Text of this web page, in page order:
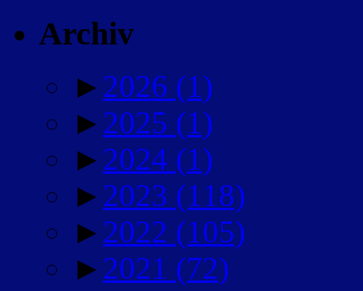
Archiv
► 2026 (1)
► 2025 (1)
► 2024 (1)
► 2023 (118)
► 2022 (105)
► 2021 (72)